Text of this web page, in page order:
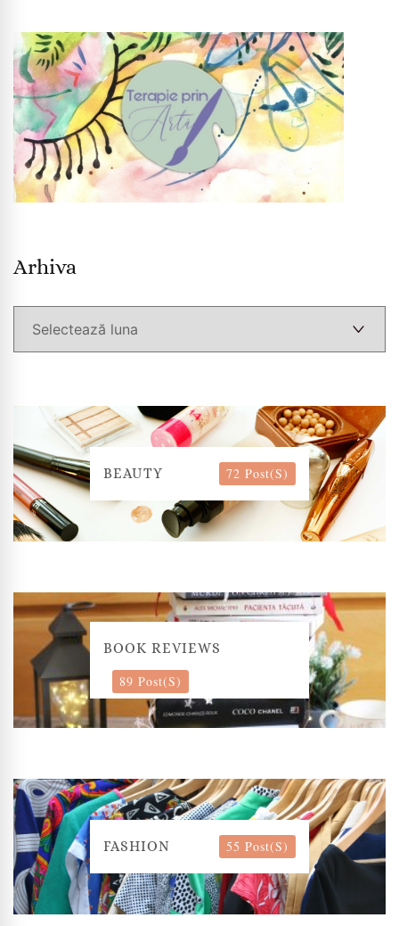
Arhiva
BEAUTY 72 Post(s)
BOOK REVIEWS
89 Post(s)
FASHION 55 Post(s)